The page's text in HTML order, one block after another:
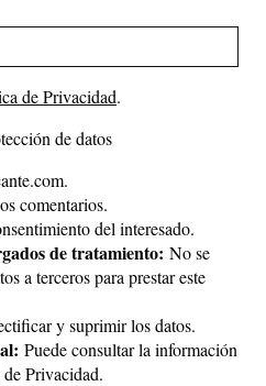
de Privacidad.
de datos
comentarios.
del interesado.
de tratamiento: No se
a terceros para prestar este
y suprimir los datos.
Puede consultar la información
Privacidad.